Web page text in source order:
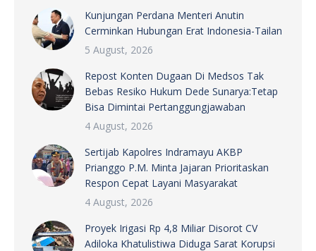
Kunjungan Perdana Menteri Anutin
Cerminkan Hubungan Erat Indonesia-Tailan
5 August, 2026
Repost Konten Dugaan Di Medsos Tak
Bebas Resiko Hukum Dede Sunarya:Tetap
Bisa Dimintai Pertanggungjawaban
4 August, 2026
Sertijab Kapolres Indramayu AKBP
Prianggo P.M. Minta Jajaran Prioritaskan
Respon Cepat Layani Masyarakat
4 August, 2026
Proyek Irigasi Rp 4,8 Miliar Disorot CV
Adiloka Khatulistiwa Diduga Sarat Korupsi